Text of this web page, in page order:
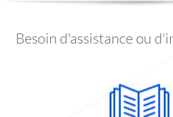
Besoin d'assistance ou